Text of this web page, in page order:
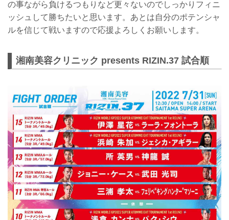
の事ながら負けるつもりなど更々ないのでしっかりフィニ
ッシュして勝ちたいと思います。あとは自分のポテンシャ
ルを信じて戦いますので応援よろしくお願いします。
湘南美容クリニック presents RIZIN.37 試合順